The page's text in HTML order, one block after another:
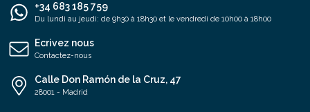
+34 683 185 759
Du lundi au jeudi: de 9h30 à 18h30 et le vendredi de 10h00 à 18h00
Ecrivez nous
Contactez-nous
Calle Don Ramón de la Cruz, 47
28001 - Madrid